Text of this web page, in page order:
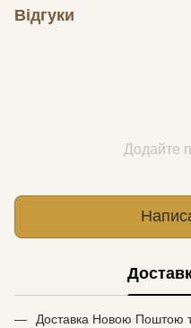
Відгуки
Додайте
Доставка Новою Поштою